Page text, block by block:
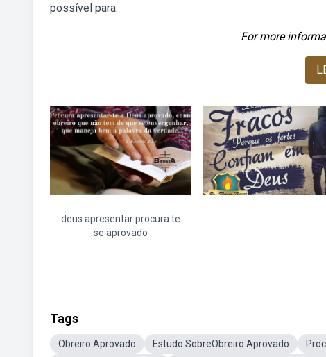
possível para.
For more
deus apresentar procura te
se aprovado
Tags
Obreiro Aprovado Estudo SobreObreiro Aprovado